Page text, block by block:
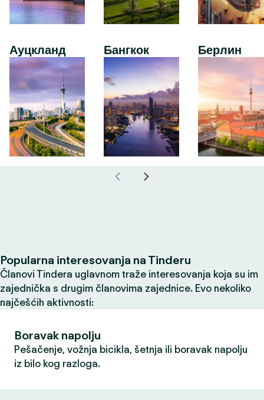
Ауцкланд Бангкок Берлин
Popularna interesovanja na Tinderu
Članovi Tindera uglavnom traže interesovanja koja su im
zajednička s drugim članovima zajednice. Evo nekoliko
najčešćih aktivnosti:
Boravak napolju
Pešačenje, vožnja bicikla, šetnja ili boravak napolju
iz bilo kog razloga.